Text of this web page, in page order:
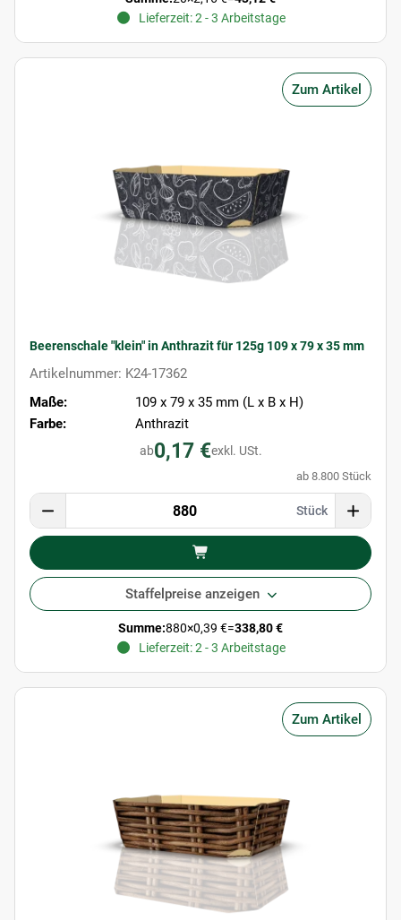
Lieferzeit: 2 - 3 Arbeitstage
Zum Artikel
Beerenschale "klein" in Anthrazit für 125g 109 x 79 x 35 mm
Artikelnummer: K24-17362
Maße:
109 x 79 x 35 mm (L x B x H)
Farbe:
Anthrazit
ab0,17 €exkl. USt.
ab 8.800 Stück
Stück
Staffelpreise anzeigen
Summe:880×0,39 €=338,80 €
Lieferzeit: 2 - 3 Arbeitstage
Zum Artikel